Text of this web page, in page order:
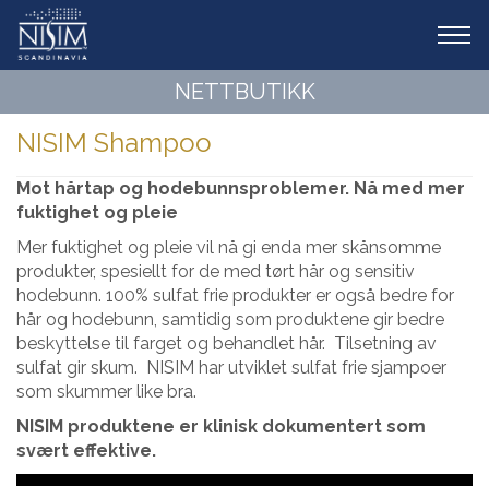
NETTBUTIKK
NISIM Shampoo
Mot hårtap og hodebunnsproblemer. Nå med mer
fuktighet og pleie
Mer fuktighet og pleie vil nå gi enda mer skånsomme
produkter, spesiellt for de med tørt hår og sensitiv
hodebunn. 100% sulfat frie produkter er også bedre for
hår og hodebunn, samtidig som produktene gir bedre
beskyttelse til farget og behandlet hår. Tilsetning av
sulfat gir skum. NISIM har utviklet sulfat frie sjampoer
som skummer like bra.
NISIM produktene er klinisk dokumentert som
svært effektive.